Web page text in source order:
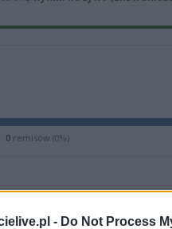
- Do Not Process
0 remisów (0%)